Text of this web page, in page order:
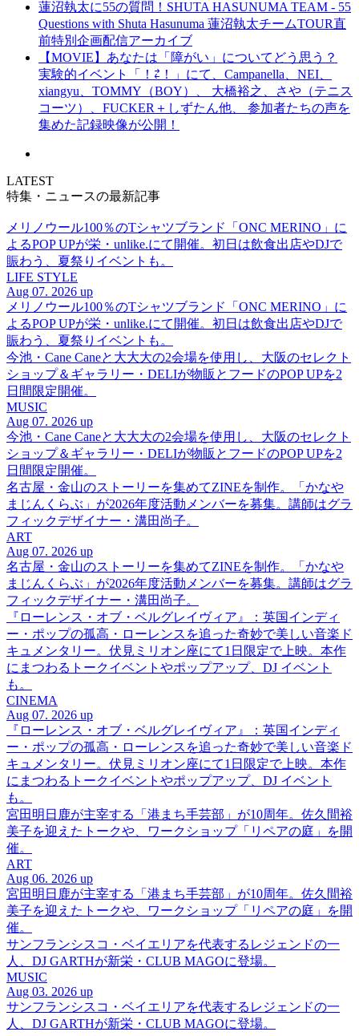
蓮沼執太に55の質問！SHUTA HASUNUMA TEAM - 55
Questions with Shuta Hasunuma 蓮沼執太チームTOUR直
前特別企画配信アーカイブ
【MOVIE】あなたは「障がい」についてどう思う？
実験的イベント「！⇄！」にて、Campanella、NEI、
xiangyu、TOMMY（BOY）、 大橋裕之、さや（テニス
コーツ）、FUCKER＋しずたん他、 参加者たちの声を
集めた記録映像が公開！
LATEST
特集・ニュースの最新記事
メリノウール100％のTシャツブランド「ONC MERINO」に
よるPOP UPが栄・unlike.にて開催。初日は飲食出店やDJで
賑わう、夏祭りイベントも。
LIFE STYLE
Aug 07. 2026 up
メリノウール100％のTシャツブランド「ONC MERINO」に
よるPOP UPが栄・unlike.にて開催。初日は飲食出店やDJで
賑わう、夏祭りイベントも。
今池・Cane Caneと大大大の2会場を使用し、大阪のセレクト
ショップ＆ギャラリー・DELIが物販とフードのPOP UPを2
日間限定開催。
MUSIC
Aug 07. 2026 up
今池・Cane Caneと大大大の2会場を使用し、大阪のセレクト
ショップ＆ギャラリー・DELIが物販とフードのPOP UPを2
日間限定開催。
名古屋・金山のストーリーを集めてZINEを制作。「かなや
まじんくらぶ」が2026年度活動メンバーを募集。講師はグラ
フィックデザイナー・溝田尚子。
ART
Aug 07. 2026 up
名古屋・金山のストーリーを集めてZINEを制作。「かなや
まじんくらぶ」が2026年度活動メンバーを募集。講師はグラ
フィックデザイナー・溝田尚子。
『ローレンス・オブ・ベルグレイヴィア』：英国インディ
ー・ポップの孤高・ローレンスを追った奇妙で美しい音楽ド
キュメンタリー。伏見ミリオン座にて1日限定で上映。本作
にまつわるトークイベントやポップアップ、DJ イベント
も。
CINEMA
Aug 07. 2026 up
『ローレンス・オブ・ベルグレイヴィア』：英国インディ
ー・ポップの孤高・ローレンスを追った奇妙で美しい音楽ド
キュメンタリー。伏見ミリオン座にて1日限定で上映。本作
にまつわるトークイベントやポップアップ、DJ イベント
も。
宮田明日鹿が主宰する「港まち手芸部」が10周年。佐久間裕
美子を迎えたトークや、ワークショップ「リペアの庭」を開
催。
ART
Aug 06. 2026 up
宮田明日鹿が主宰する「港まち手芸部」が10周年。佐久間裕
美子を迎えたトークや、ワークショップ「リペアの庭」を開
催。
サンフランシスコ・ベイエリアを代表するレジェンドの一
人、DJ GARTHが新栄・CLUB MAGOに登場。
MUSIC
Aug 03. 2026 up
サンフランシスコ・ベイエリアを代表するレジェンドの一
人、DJ GARTHが新栄・CLUB MAGOに登場。